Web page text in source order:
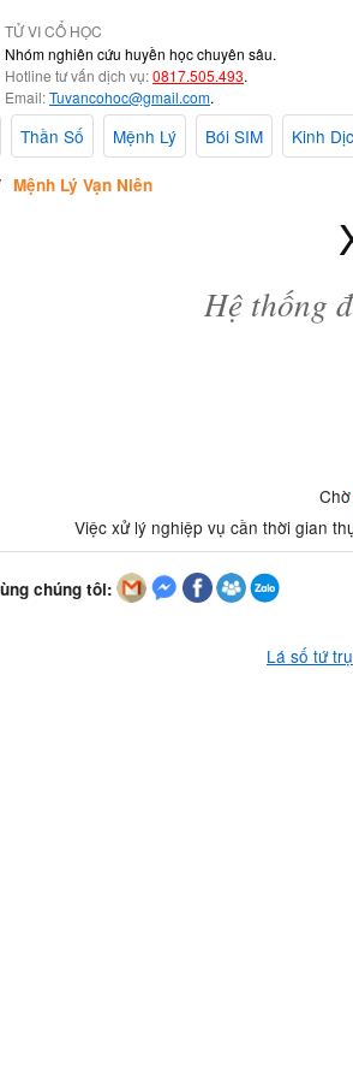
TỬ VI CỔ HỌC
Nhóm nghiên cứu huyền học chuyên sâu.
Hotline tư vấn dịch vụ:0817.505.493.
Email:Tuvancohoc@gmail.com.
Thần Số Mệnh Lý Bói SIM Kinh
Mệnh Lý Vạn Niên
Hệ thống
Chờ
Việc xử lý nghiệp vụ cần thời gian
chúng tôi:
Lá số tứ trụ